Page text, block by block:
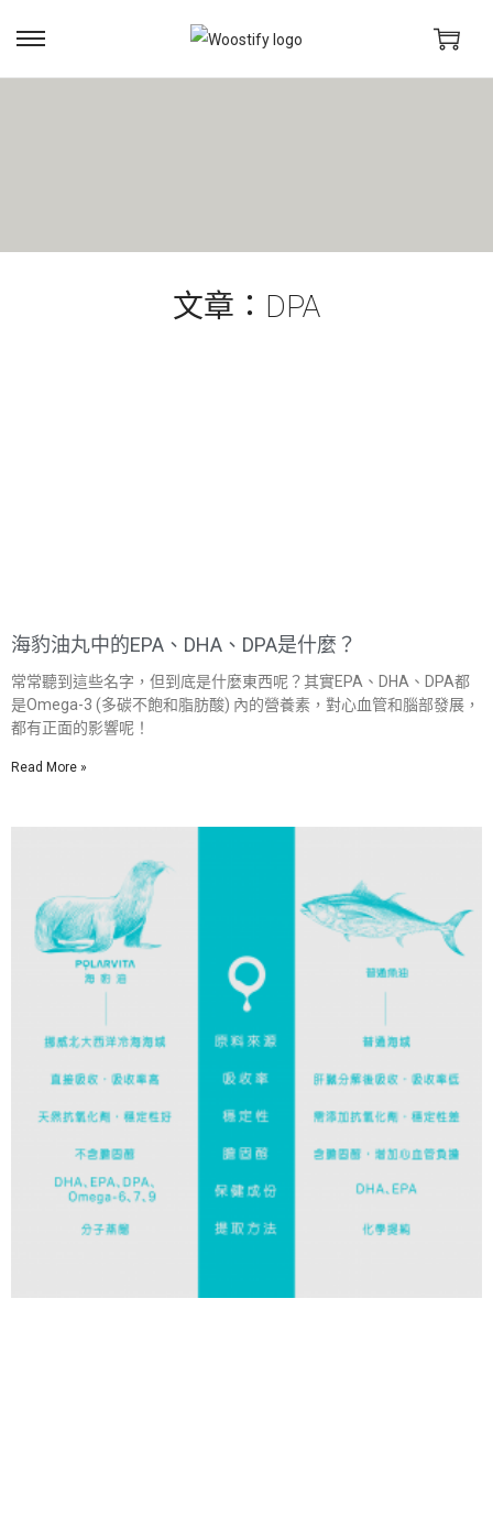
文章：DPA
海豹油丸中的EPA、DHA、DPA是什麼？
常常聽到這些名字，但到底是什麼東西呢？其實EPA、DHA、DPA都
是Omega-3 (多碳不飽和脂肪酸) 內的營養素，對心血管和腦部發展，
都有正面的影響呢！
Read More »